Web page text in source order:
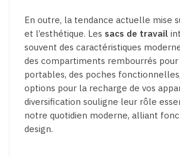
En outre, la tendance actuelle mise
et l’esthétique. Les sacs de travail
souvent des caractéristiques
des compartiments rembourrés pour
portables, des poches
options pour la recharge de vos
diversification souligne leur rôle
notre quotidien moderne, alliant
design.